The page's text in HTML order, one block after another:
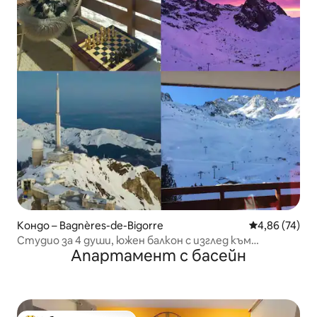
Кондо – Bagnères-de-Bigorre Средна
4,86 (74)
Студио за 4 души, южен балкон с изглед към
пистите + паркинг, Wi-Fi
Апартамент с басейн